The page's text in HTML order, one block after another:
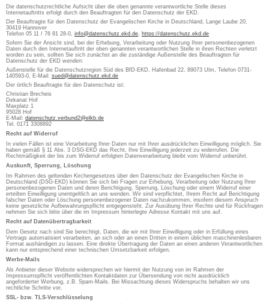
Die datenschutzrechtliche Aufsicht über die oben genannte verantwortliche Stelle dieses
Internetauftritts erfolgt durch den Beauftragten für den Datenschutz der EKD.
Der Beauftragte für den Datenschutz der Evangelischen Kirche in Deutschland, Lange Laube 20,
30419 Hannover
Telefon 05 11 / 76 81 28-0, info@datenschutz.ekd.de, https://datenschutz.ekd.de
Sofern Sie der Ansicht sind, bei der Erhebung, Verarbeitung oder Nutzung Ihrer personenbezogenen
Daten durch den Internetauftritt der oben genannten verantwortlichen Stelle in ihren Rechten verletzt
worden zu sein, sollten Sie sich zunächst an die zuständige Außenstelle des Beauftragten für
Datenschutz der EKD wenden:
Außenstelle für die Datenschutzregion Süd des BfD-EKD, Hafenbad 22, 89073 Ulm, Telefon 0731-
140593-0, E-Mail: sued@datenschutz.ekd.de
Der örtlich Beauftragte für den Datenschutz ist:
Christian Brecheis
Dekanat Hof
Maxplatz 1
95028 Hof
E-Mail: datenschutz.verbund2@elkb.de
Tel. 0171 3308892
Recht auf Widerruf
In vielen Fällen ist eine Verarbeitung Ihrer Daten nur mit Ihrer ausdrücklichen Einwilligung möglich. Sie
haben gemäß § 11 Abs. 3 DSG-EKD das Recht, Ihre Einwilligung jederzeit zu widerrufen. Die
Rechtmäßigkeit der bis zum Widerruf erfolgten Datenverarbeitung bleibt vom Widerruf unberührt.
Auskunft, Sperrung, Löschung
Im Rahmen des geltenden Kirchengesetzes über den Datenschutz der Evangelischen Kirche in
Deutschland (DSG-EKD) können Sie sich bei Fragen zur Erhebung, Verarbeitung oder Nutzung Ihrer
personenbezogenen Daten und deren Berichtigung, Sperrung, Löschung oder einem Widerruf einer
erteilten Einwilligung unentgeltlich an uns wenden. Wir sind verpflichtet, Ihrem Recht auf Berichtigung
falscher Daten oder Löschung personenbezogener Daten nachzukommen, insofern diesem Anspruch
keine gesetzliche Aufbewahrungspflicht entgegensteht. Zur Ausübung Ihrer Rechte und für Rückfragen
nehmen Sie sich bitte über die im Impressum hinterlegte Adresse Kontakt mit uns auf.
Recht auf Datenübertragbarkeit
Dem Gesetz nach sind Sie berechtigt, Daten, die wir mit Ihrer Einwilligung oder in Erfüllung eines
Vertrags automatisiert verarbeiten, an sich oder an einen Dritten in einem üblichen maschinenlesbaren
Format aushändigen zu lassen. Eine direkte Übertragung der Daten an einen anderen Verantwortlichen
kann nur entsprechend einer technischen Umsetzbarkeit erfolgen.
Werbe-Mails
Als Anbieter dieser Website widersprechen wir hiermit der Nutzung von im Rahmen der
Impressumspflicht veröffentlichten Kontaktdaten zur Übersendung von nicht ausdrücklich
angeforderter Werbung, z.B. Spam-Mails. Bei Missachtung dieses Widerspruchs behalten wir uns
rechtliche Schritte vor.
SSL- bzw. TLS-Verschlüsselung